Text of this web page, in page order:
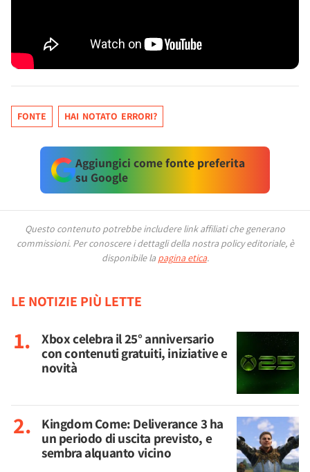
FONTE HAI NOTATO ERRORI?
Aggiungici come fonte preferita
su Google
Questo contenuto potrebbe includere link affiliati che generano
commissioni. Per conoscere i dettagli della nostra policy editoriale, è
disponibile la pagina etica.
LE NOTIZIE PIÙ LETTE
Xbox celebra il 25° anniversario
con contenuti gratuiti, iniziative e
novità
Kingdom Come: Deliverance 3 ha
un periodo di uscita previsto, e
sembra alquanto vicino